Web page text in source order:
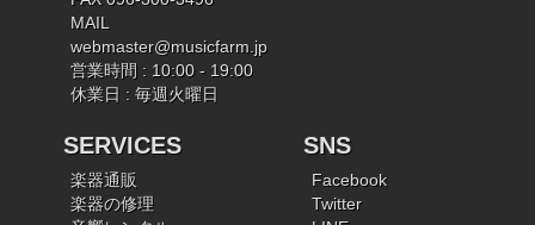
MAIL
webmaster@musicfarm.jp
営業時間 : 10:00 - 19:00
休業日 : 毎週火曜日
SERVICES
楽器通販
楽器の修理
SNS
Facebook
Twitter